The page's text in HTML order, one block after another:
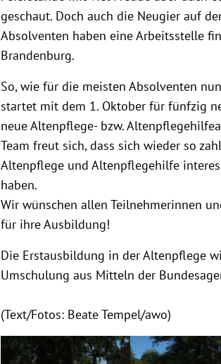
geschaut. Doch auch die Neugier auf
Absolventen haben eine Arbeitsstelle
Brandenburg.
So, wie für die meisten Absolventen
startet mit dem 1. Oktober für fünfzig
neue Altenpflege- bzw.
Team freut sich, dass sich wieder so
Altenpflege und Altenpflegehilfe
haben.
Wir wünschen allen Teilnehmerinnen
für ihre Ausbildung!
Die Erstausbildung in der Altenpflege
Umschulung aus Mitteln der
(Text/Fotos: Beate Tempel/awo)